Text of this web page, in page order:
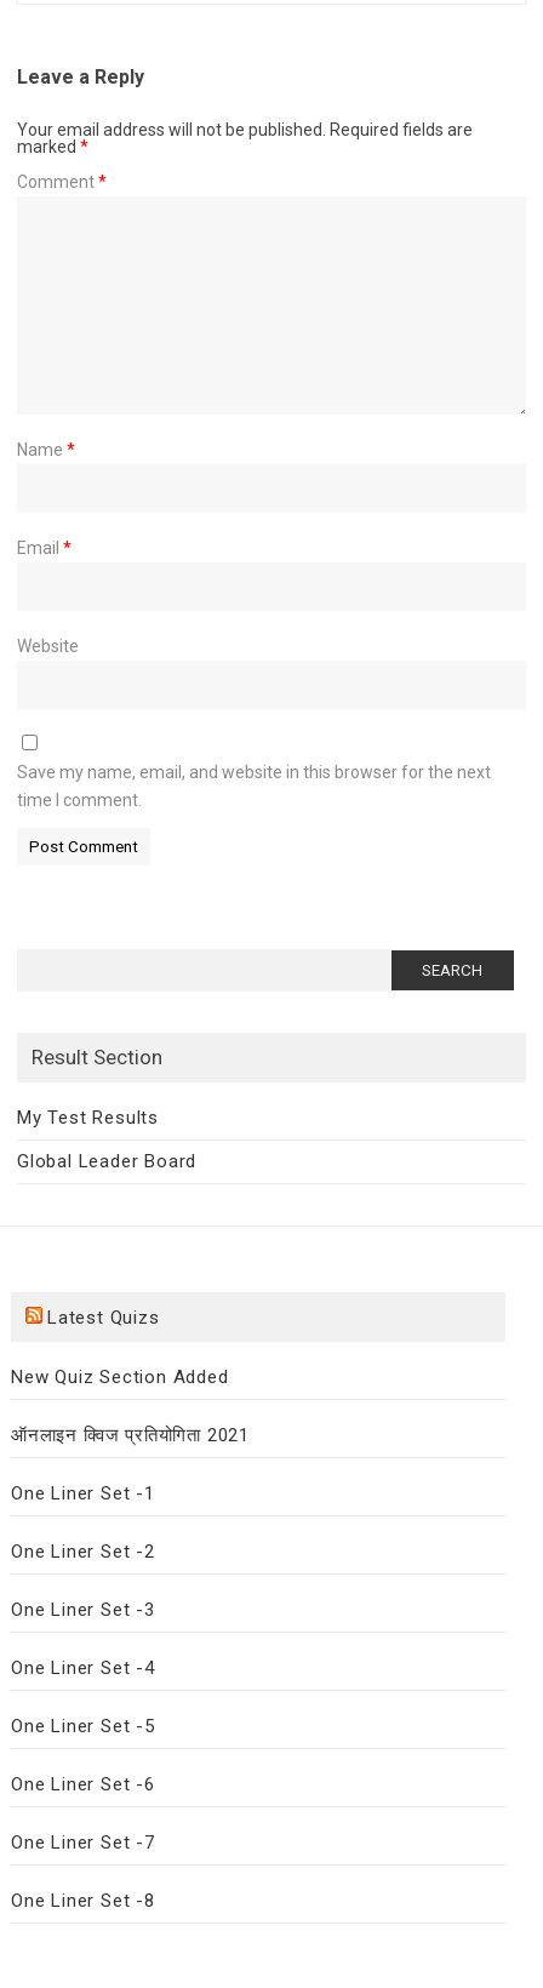
Leave a Reply
Your email address will not be published.
Required fields are
marked *
Comment*
Name *
Email *
Website
Save my name, email, and website in this browser for the next
time I comment.
Result Section
My Test Results
Global Leader Board
Latest Quizs
New Quiz Section Added
ऑनलाइन क्विज प्रतियोगिता 2021
One Liner Set -1
One Liner Set -2
One Liner Set -3
One Liner Set -4
One Liner Set -5
One Liner Set -6
One Liner Set -7
One Liner Set -8